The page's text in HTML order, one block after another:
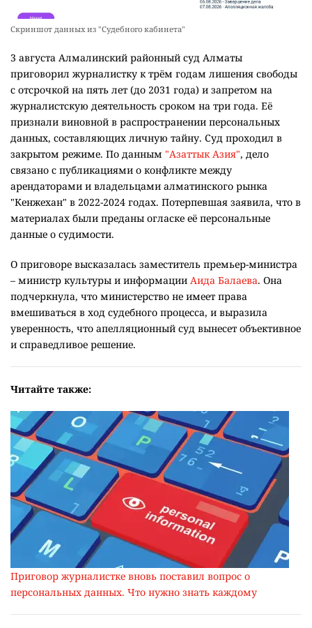
Скриншот данных из "Судебного кабинета"
3 августа Алмалинский районный суд Алматы
приговорил журналистку к трём годам лишения свободы
с отсрочкой на пять лет (до 2031 года) и запретом на
журналистскую деятельность сроком на три года. Её
признали виновной в распространении персональных
данных, составляющих личную тайну. Суд проходил в
закрытом режиме. По данным "Азаттык Азия", дело
связано с публикациями о конфликте между
арендаторами и владельцами алматинского рынка
"Кенжехан" в 2022-2024 годах. Потерпевшая заявила, что в
материалах были преданы огласке её персональные
данные о судимости.
О приговоре высказалась заместитель премьер-министра
– министр культуры и информации Аида Балаева. Она
подчеркнула, что министерство не имеет права
вмешиваться в ход судебного процесса, и выразила
уверенность, что апелляционный суд вынесет объективное
и справедливое решение.
Читайте также:
Приговор журналистке вновь поставил вопрос о
персональных данных. Что нужно знать каждому